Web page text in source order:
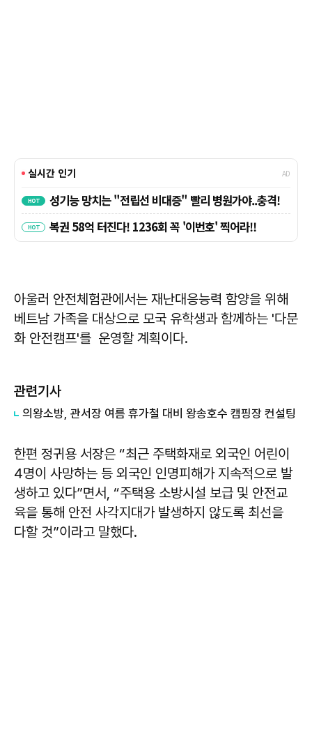
아울러 안전체험관에서는 재난대응능력 함양을 위해
베트남 가족을 대상으로 모국 유학생과 함께하는 '다문
화 안전캠프'를 운영할 계획이다.
관련기사
의왕소방, 관서장 여름 휴가철 대비 왕송호수 캠핑장 컨설팅
한편 정귀용 서장은 “최근 주택화재로 외국인 어린이
4명이 사망하는 등 외국인 인명피해가 지속적으로 발
생하고 있다”면서, “주택용 소방시설 보급 및 안전교
육을 통해 안전 사각지대가 발생하지 않도록 최선을
다할 것”이라고 말했다.